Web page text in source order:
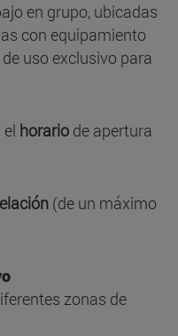
en grupo, ubicadas
con equipamiento
uso exclusivo para
horario de apertura
(de un máximo
zonas de